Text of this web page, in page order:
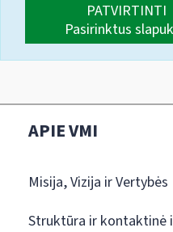
PATVIRTINTI
Pasirinktus
APIE VMI
Misija, Vizija ir Vertybės
Struktūra ir kontaktinė